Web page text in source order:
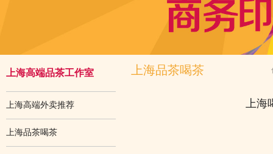
上海高端品茶工作室
上海高端外卖推荐
上海品茶喝茶
上海品茶喝茶
上